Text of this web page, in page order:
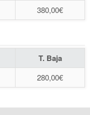
380,00€
T. Baja
280,00€